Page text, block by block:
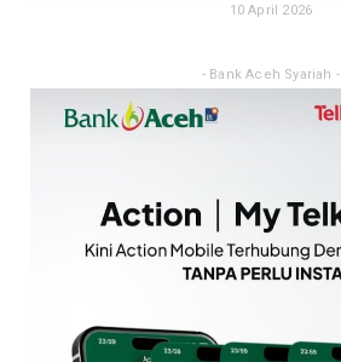
10 April 2026
- Bank Aceh Syariah -